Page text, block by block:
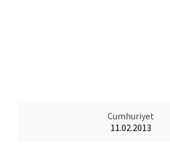
Cumhuriyet
11.02.2013